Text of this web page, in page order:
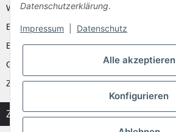
WAKÜ
Ernst
Euroline
Günzburger
Zarges
Zahlung & Versand
Datenschutzerklärung.
Impressum Datenschutz
Alle akzeptieren
Konfigurieren